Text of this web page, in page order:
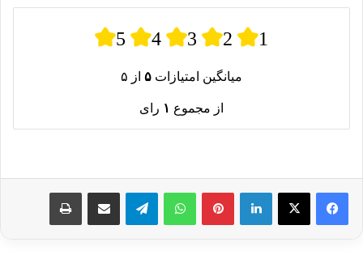
5 4 3 2 1
میانگین امتیازات ۵ از ۵
از مجموع ۱ رای
لینکدین پینترستواتس آپ تلگرام اشتراک گذاری از طریق ایمیل چاپ